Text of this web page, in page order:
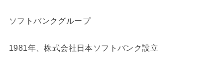
ソフトバンクグループ
1981年、株式会社日本ソフトバンク設立